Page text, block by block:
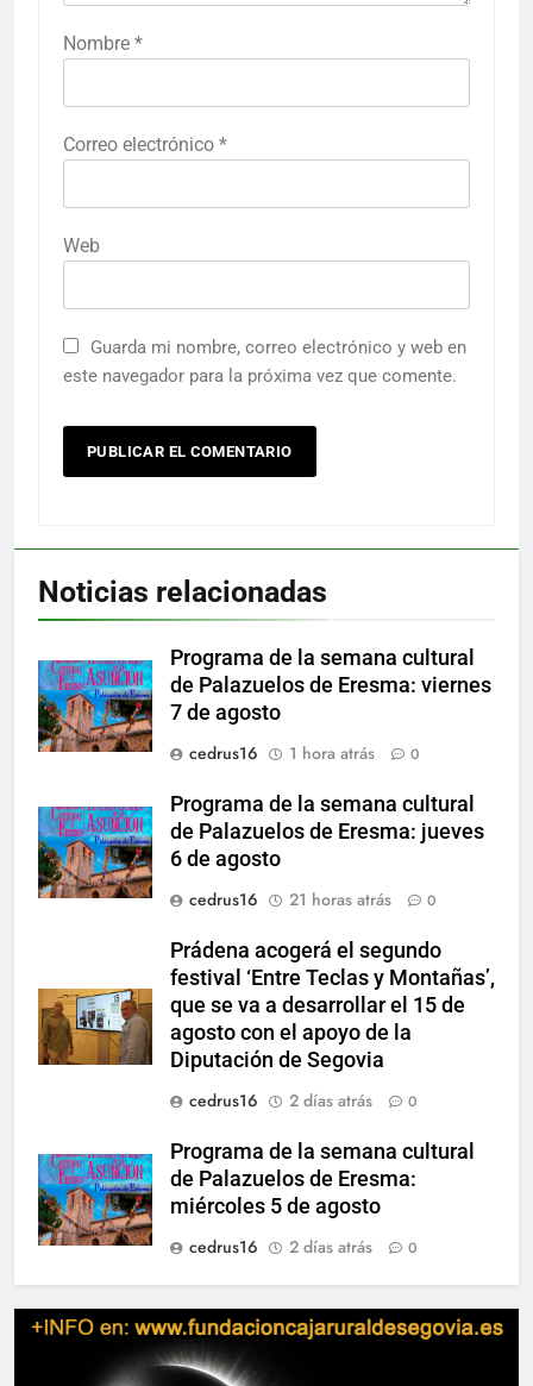
Nombre *
Correo electrónico *
Web
Guarda mi nombre, correo electrónico y web en
este navegador para la próxima vez que comente.
Noticias relacionadas
Programa de la semana cultural
de Palazuelos de Eresma: viernes
7 de agosto
cedrus16
1 hora atrás 0
Programa de la semana cultural
de Palazuelos de Eresma: jueves
6 de agosto
cedrus16
21 horas atrás 0
Prádena acogerá el segundo
festival ‘Entre Teclas y Montañas’,
que se va a desarrollar el 15 de
agosto con el apoyo de la
Diputación de Segovia
cedrus16
2 días atrás 0
Programa de la semana cultural
de Palazuelos de Eresma:
miércoles 5 de agosto
cedrus16
2 días atrás 0